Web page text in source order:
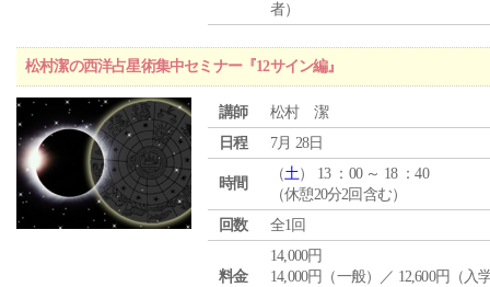
者）
松村潔の西洋占星術集中セミナー『12サイン編』
講師
松村 潔
日程
7月 28日
時間
（土） 13 ：00 ～ 18 ：40
（休憩20分2回含む）
回数
全1回
料金
14,000円
14,000円（一般）／ 12,600円（入